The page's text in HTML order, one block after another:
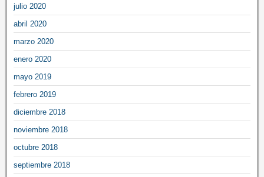
julio 2020
abril 2020
marzo 2020
enero 2020
mayo 2019
febrero 2019
diciembre 2018
noviembre 2018
octubre 2018
septiembre 2018